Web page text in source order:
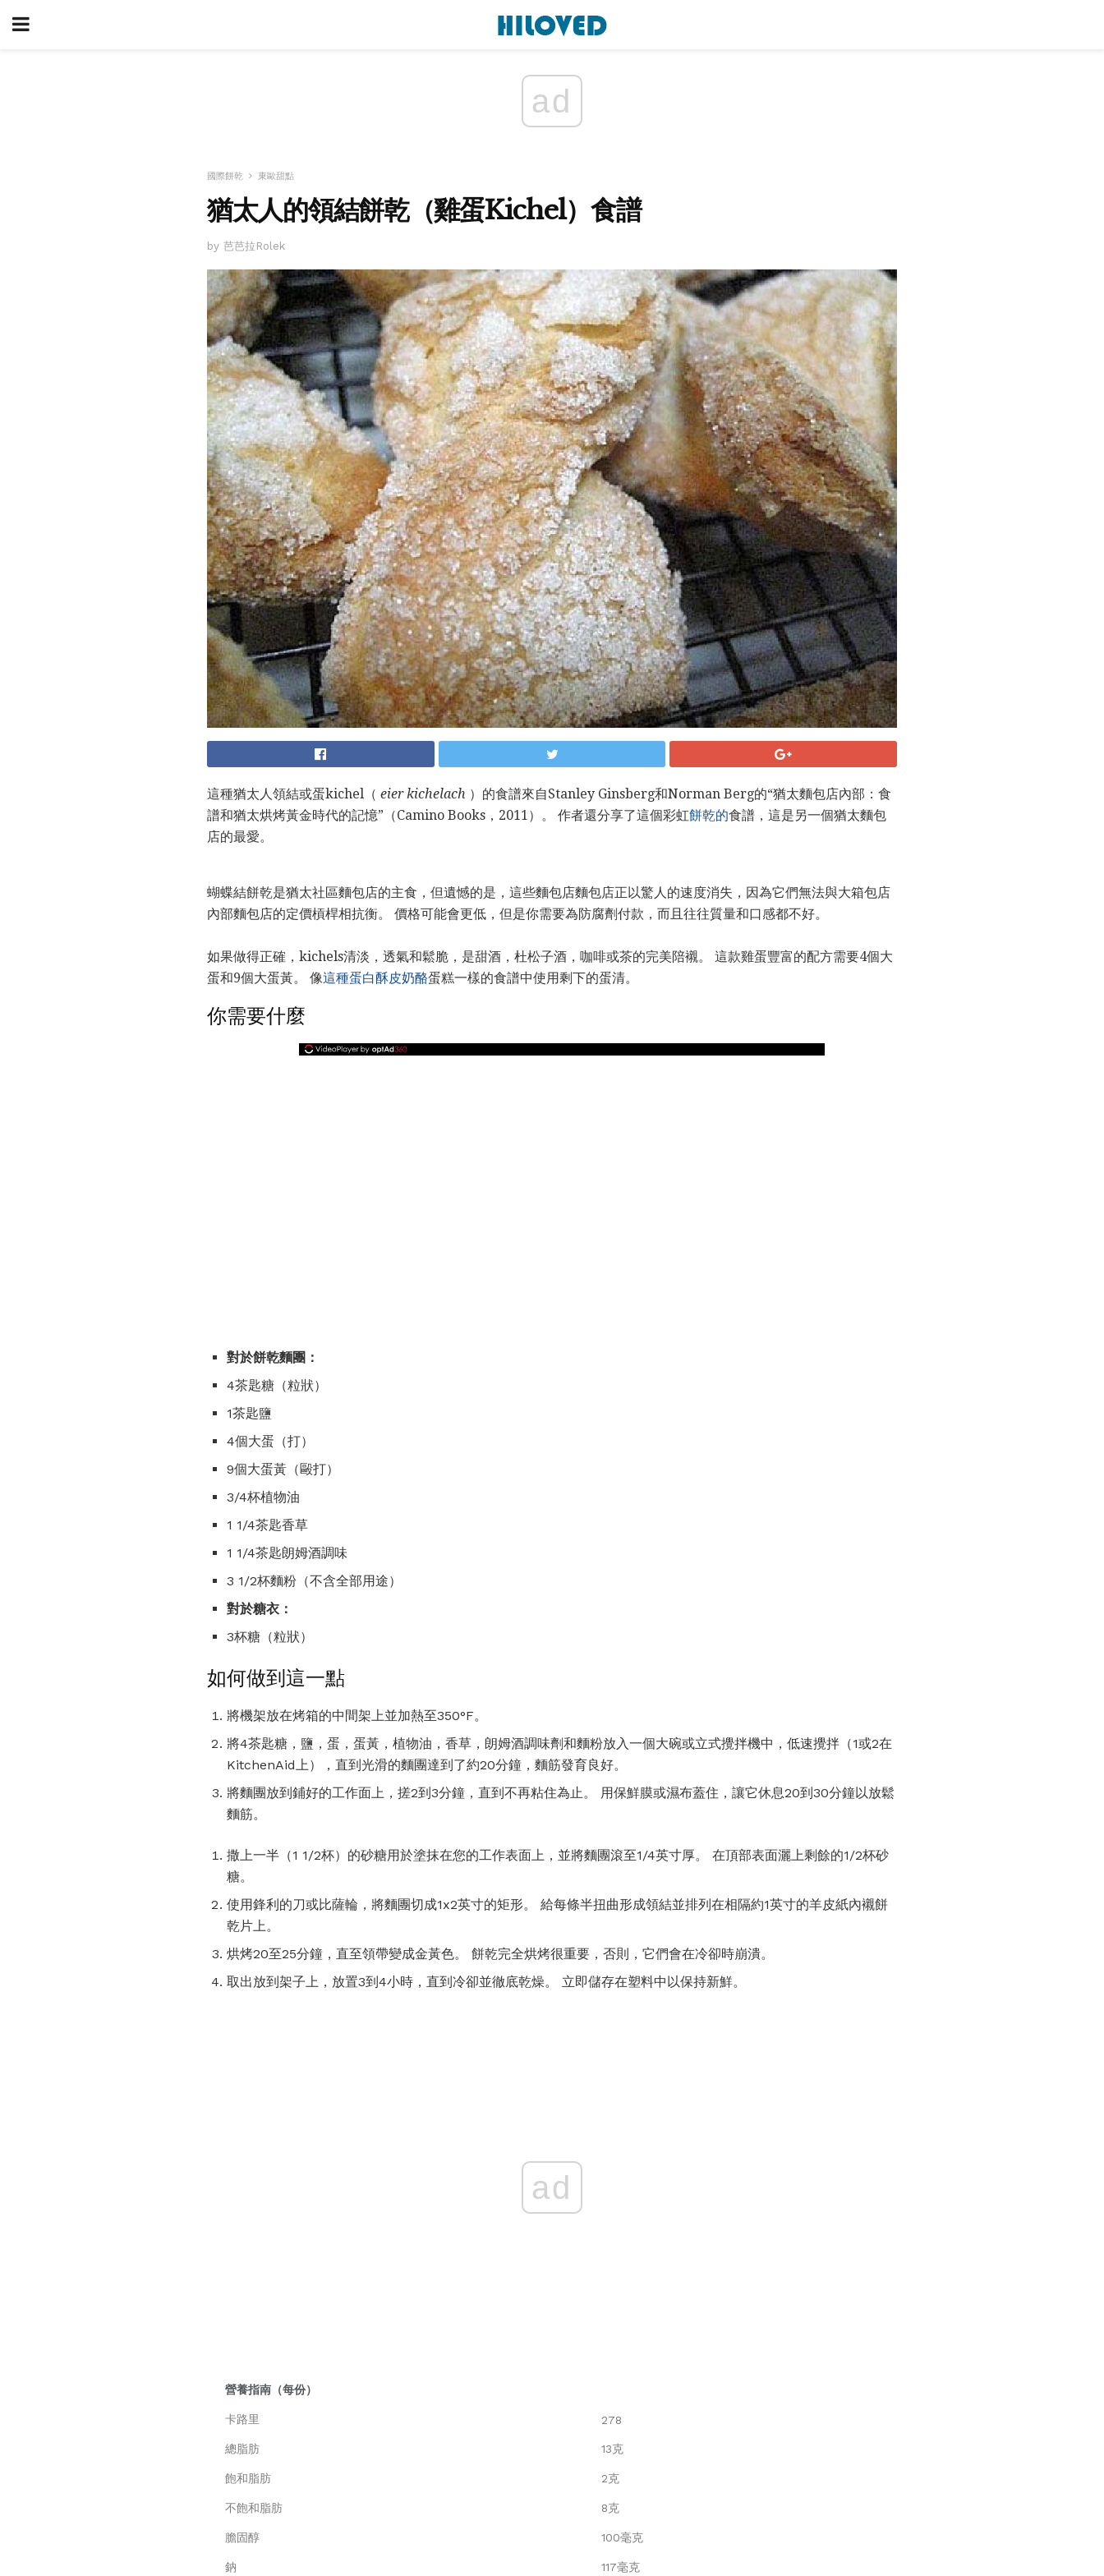
ad
國際餅乾 東歐甜點
猶太人的領結餅乾（雞蛋Kichel）食譜
by 芭芭拉Rolek
這種猶太人領結或蛋kichel（ eier kichelach ）的食譜來自Stanley Ginsberg和Norman Berg的“猶太麵包店內部：食
譜和猶太烘烤黃金時代的記憶”（Camino Books，2011）。 作者還分享了這個彩虹餅乾的食譜，這是另一個猶太麵包
店的最愛。
蝴蝶結餅乾是猶太社區麵包店的主食，但遺憾的是，這些麵包店麵包店正以驚人的速度消失，因為它們無法與大箱包店
內部麵包店的定價槓桿相抗衡。 價格可能會更低，但是你需要為防腐劑付款，而且往往質量和口感都不好。
如果做得正確，kichels清淡，透氣和鬆脆，是甜酒，杜松子酒，咖啡或茶的完美陪襯。 這款雞蛋豐富的配方需要4個大
蛋和9個大蛋黃。 像這種蛋白酥皮奶酪蛋糕一樣的食譜中使用剩下的蛋清。
你需要什麼
對於餅乾麵團：
4茶匙糖（粒狀）
1茶匙鹽
4個大蛋（打）
9個大蛋黃（毆打）
3/4杯植物油
1 1/4茶匙香草
1 1/4茶匙朗姆酒調味
3 1/2杯麵粉（不含全部用途）
對於糖衣：
3杯糖（粒狀）
如何做到這一點
將機架放在烤箱的中間架上並加熱至350°F。
將4茶匙糖，鹽，蛋，蛋黃，植物油，香草，朗姆酒調味劑和麵粉放入一個大碗或立式攪拌機中，低速攪拌（1或2在
KitchenAid上），直到光滑的麵團達到了約20分鐘，麵筋發育良好。
將麵團放到鋪好的工作面上，搓2到3分鐘，直到不再粘住為止。 用保鮮膜或濕布蓋住，讓它休息20到30分鐘以放鬆
麵筋。
撒上一半（1 1/2杯）的砂糖用於塗抹在您的工作表面上，並將麵團滾至1/4英寸厚。 在頂部表面灑上剩餘的1/2杯砂
糖。
使用鋒利的刀或比薩輪，將麵團切成1x2英寸的矩形。 給每條半扭曲形成領結並排列在相隔約1英寸的羊皮紙內襯餅
乾片上。
烘烤20至25分鐘，直至領帶變成金黃色。 餅乾完全烘烤很重要，否則，它們會在冷卻時崩潰。
取出放到架子上，放置3到4小時，直到冷卻並徹底乾燥。 立即儲存在塑料中以保持新鮮。
ad
營養指南（每份）
卡路里 278
總脂肪 13克
飽和脂肪 2克
不飽和脂肪 8克
膽固醇 100毫克
鈉 117毫克